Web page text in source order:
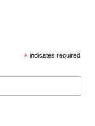
* indicates required